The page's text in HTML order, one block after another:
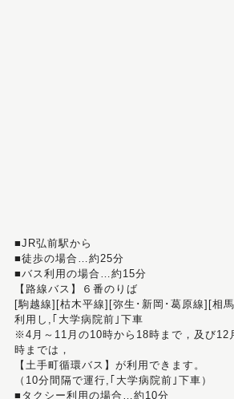
■JR弘前駅から
■徒歩の場合…約25分
■バス利用の場合…約15分
【路線バス】６番のりば
[駒越線][枯木平線][弥生･新岡･葛原線][相
利用し,｢大学病院前｣下車
※4月～11月の10時から18時まで，及び12
時までは，
【土手町循環バス】が利用できます。
（10分間隔で運行,｢大学病院前｣下車）
■タクシー利用の場合…約10分